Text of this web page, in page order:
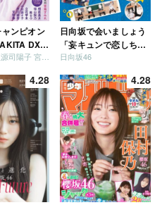
ンピオン
DXシ
日向坂46 正源司陽子 宮地すみれ
日向坂で会いましょう
「妄キュンで恋しちゃ
いましょう」「どっち
う」「ご褒美でロケし
ましょう」「フレンド
リーになりましょう」
「笑って卒業を祝いま
しょう」 [Blu-ray]
日向坂46
4.28 4.28